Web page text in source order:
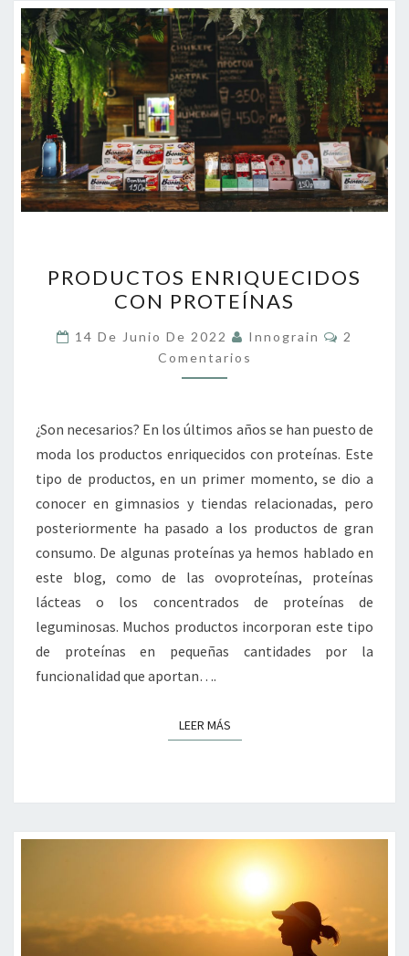
ENRIQUECIDOS
CON
PROTEÍNAS
PRODUCTOS ENRIQUECIDOS
CON PROTEÍNAS
14 De Junio De 2022 Innograin
2
Comentarios
¿Son necesarios? En los últimos años se han puesto de
moda los productos enriquecidos con proteínas. Este
tipo de productos, en un primer momento, se dio a
conocer en gimnasios y tiendas relacionadas, pero
posteriormente ha pasado a los productos de gran
consumo. De algunas proteínas ya hemos hablado en
este blog, como de las ovoproteínas, proteínas
lácteas o los concentrados de proteínas de
leguminosas. Muchos productos incorporan este tipo
de proteínas en pequeñas cantidades por la
funcionalidad que aportan….
LEER MÁSLEER MÁS